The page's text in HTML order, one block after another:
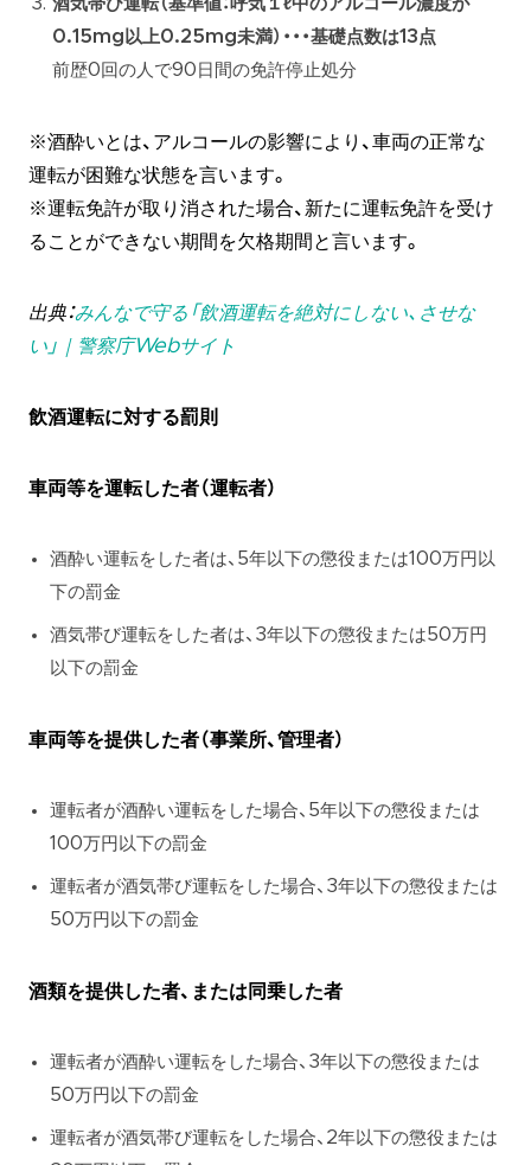
酒気帯び運転（基準値：呼気１ℓ中のアルコール濃度が
0.15mg以上0.25mg未満）・・・基礎点数は13点
前歴0回の人で90日間の免許停止処分
※酒酔いとは、アルコールの影響により、車両の正常な
運転が困難な状態を言います。
※運転免許が取り消された場合、新たに運転免許を受け
ることができない期間を欠格期間と言います。
出典：みんなで守る「飲酒運転を絶対にしない、させな
い」｜警察庁Webサイト
飲酒運転に対する罰則
車両等を運転した者（運転者）
酒酔い運転をした者は、5年以下の懲役または100万円以
下の罰金
酒気帯び運転をした者は、3年以下の懲役または50万円
以下の罰金
車両等を提供した者（事業所、管理者）
運転者が酒酔い運転をした場合、5年以下の懲役または
100万円以下の罰金
運転者が酒気帯び運転をした場合、3年以下の懲役または
50万円以下の罰金
酒類を提供した者、または同乗した者
運転者が酒酔い運転をした場合、3年以下の懲役または
50万円以下の罰金
運転者が酒気帯び運転をした場合、2年以下の懲役または